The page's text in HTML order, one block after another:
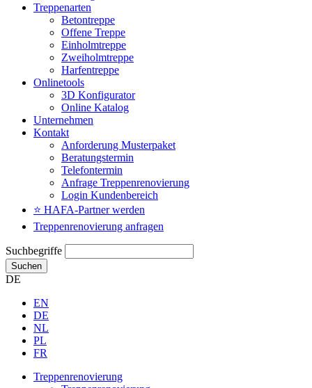
Treppenarten
Betontreppe
Offene Treppe
Einholmtreppe
Zweiholmtreppe
Harfentreppe
Onlinetools
3D Konfigurator
Online Katalog
Unternehmen
Kontakt
Anforderung Musterpaket
Beratungstermin
Telefontermin
Anfrage Treppenrenovierung
Login Kundenbereich
⭐ HAFA-Partner werden
Treppenrenovierung anfragen
Suchbegriffe
Suchen
DE
EN
DE
NL
PL
FR
Treppenrenovierung